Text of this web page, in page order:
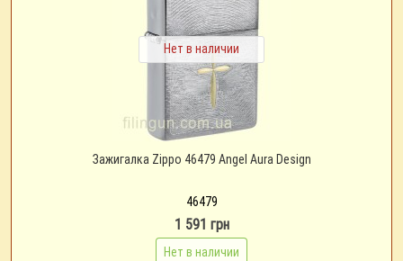
Нет в наличии
Зажигалка Zippo 46479 Angel Aura Design
46479
1 591 грн
Нет в наличии